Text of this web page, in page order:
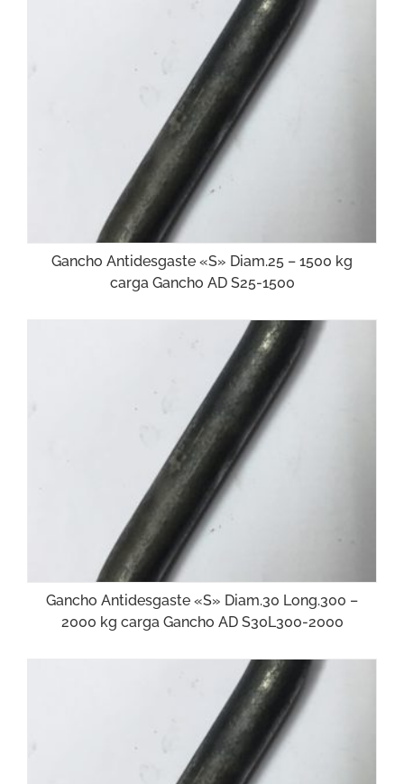
Gancho Antidesgaste «S» Diam.25 – 1500 kg
carga Gancho AD S25-1500
Gancho Antidesgaste «S» Diam.30 Long.300 –
2000 kg carga Gancho AD S30L300-2000